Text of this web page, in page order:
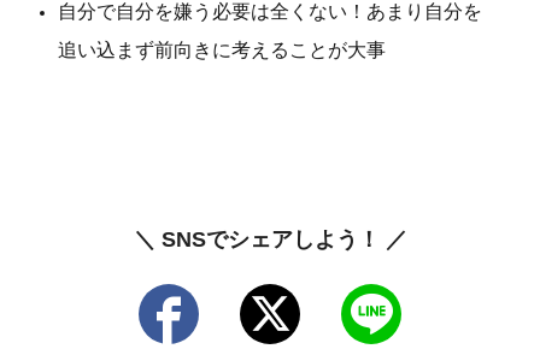
自分で自分を嫌う必要は全くない！あまり自分を
追い込まず前向きに考えることが大事
＼ SNSでシェアしよう！ ／